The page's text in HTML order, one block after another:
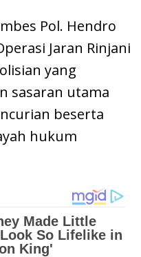
Pol. Hendro
Jaran Rinjani
yang
sasaran utama
beserta
hukum